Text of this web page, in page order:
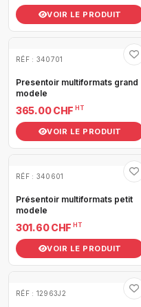
VOIR LE PRODUIT
RÉF : 340701
Presentoir multiformats grand
modele
365.00 CHF HT
VOIR LE PRODUIT
RÉF : 340601
Présentoir multiformats petit
modele
301.60 CHF HT
VOIR LE PRODUIT
RÉF : 12963J2